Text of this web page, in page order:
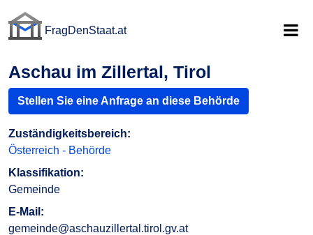
FragDenStaat.at
Aschau im Zillertal, Tirol
Stellen Sie eine Anfrage an diese Behörde
Zuständigkeitsbereich:
Österreich - Behörde
Klassifikation:
Gemeinde
E-Mail:
gemeinde@aschauzillertal.tirol.gv.at